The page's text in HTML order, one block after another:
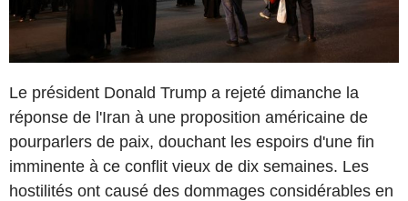
Le président Donald Trump a rejeté dimanche la
réponse de l'Iran à une proposition américaine de
pourparlers de paix, douchant les espoirs d'une fin
imminente à ce conflit vieux de dix semaines. Les
hostilités ont causé des dommages considérables en